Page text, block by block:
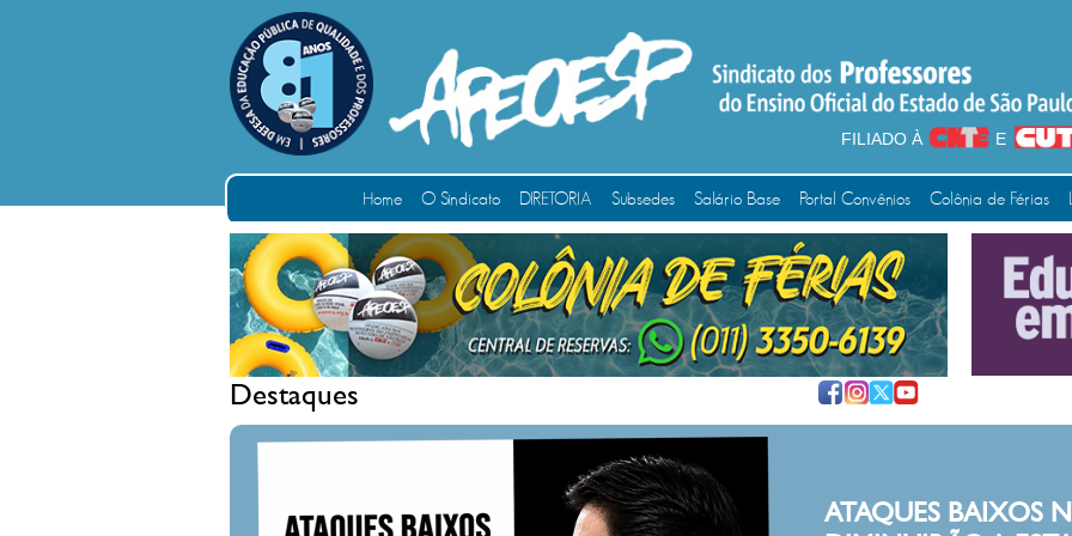
FILIADO À E
Home O Sindicato DIRETORIA Subsedes Salário Base Portal Convênios Colônia de Férias
Destaques
ATAQUES BAIXOS NUNCA